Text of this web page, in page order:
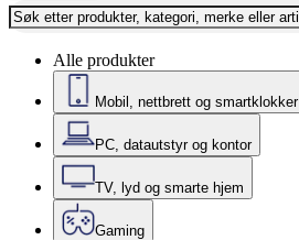
Alle produkter
Mobil, nettbrett og smartklokker
PC, datautstyr og kontor
TV, lyd og smarte hjem
Gaming